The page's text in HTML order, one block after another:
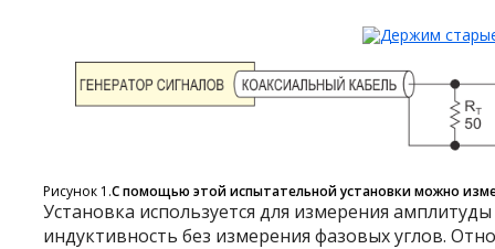
Рисунок 1.С помощью этой испытательной установки можно
Установка используется для измерения
индуктивность без измерения фазовых углов.